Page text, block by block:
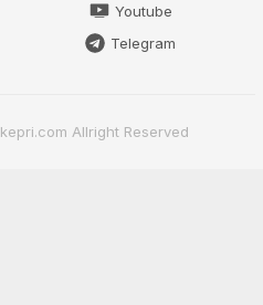
Youtube
Telegram
Allright Reserved